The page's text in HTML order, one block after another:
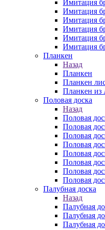
Имитация
Имитация
Имитация
Имитация
Имитация
Имитация
Планкен
Назад
Планкен
Планкен
Планкен из
Половая доска
Назад
Половая
Половая
Половая
Половая
Половая
Половая
Половая
Половая
Палубная доска
Назад
Палубная
Палубная
Палубная